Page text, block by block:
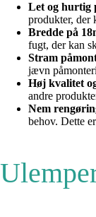
Let og hurtig
produkter, der
Bredde på
fugt, der kan
Stram
jævn
Høj kvalitet
andre
Nem
behov. Dette